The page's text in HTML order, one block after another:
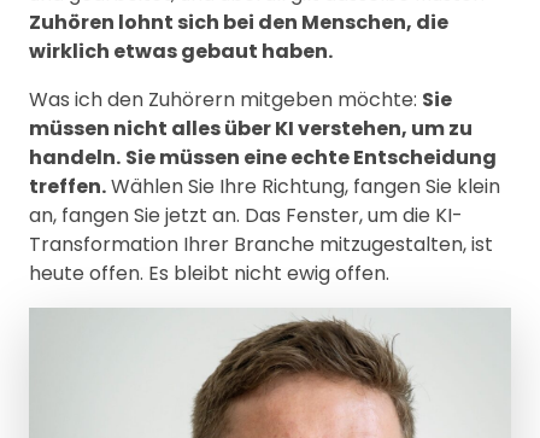
Zuhören lohnt sich bei den Menschen, die
wirklich etwas gebaut haben.
Was ich den Zuhörern mitgeben möchte: Sie
müssen nicht alles über KI verstehen, um zu
handeln. Sie müssen eine echte Entscheidung
treffen.Wählen Sie Ihre Richtung, fangen Sie klein
an, fangen Sie jetzt an. Das Fenster, um die KI-
Transformation Ihrer Branche mitzugestalten, ist
heute offen. Es bleibt nicht ewig offen.